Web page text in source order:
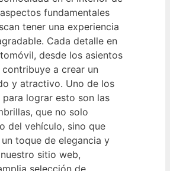
fundamentales
tener una experiencia
Cada detalle en
desde los asientos
a crear un
y atractivo. Uno de los
lograr esto son las
que no solo
del vehículo, sino que
toque de elegancia y
sitio web,
selección de